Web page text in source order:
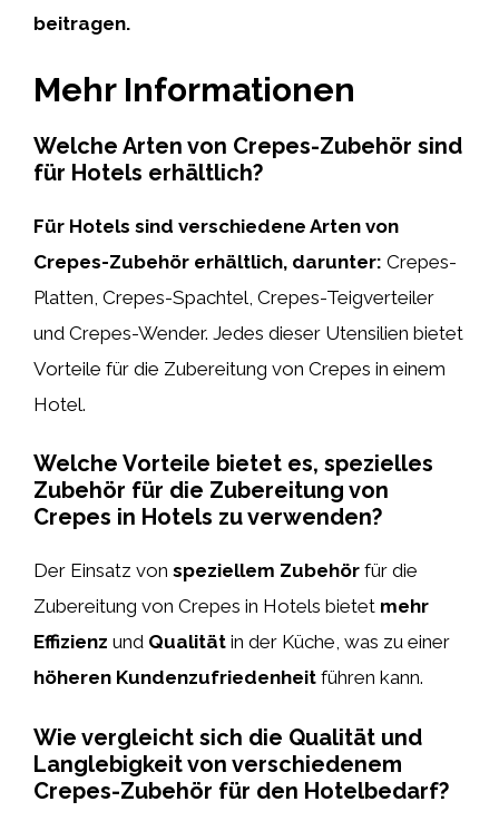
beitragen.
Mehr Informationen
Welche Arten von Crepes-Zubehör sind
für Hotels erhältlich?
Für Hotels sind verschiedene Arten von
Crepes-Zubehör erhältlich, darunter: Crepes-
Platten, Crepes-Spachtel, Crepes-Teigverteiler
und Crepes-Wender. Jedes dieser Utensilien bietet
Vorteile für die Zubereitung von Crepes in einem
Hotel.
Welche Vorteile bietet es, spezielles
Zubehör für die Zubereitung von
Crepes in Hotels zu verwenden?
Der Einsatz von speziellem Zubehör für die
Zubereitung von Crepes in Hotels bietet mehr
Effizienz und Qualität in der Küche, was zu einer
höheren Kundenzufriedenheit führen kann.
Wie vergleicht sich die Qualität und
Langlebigkeit von verschiedenem
Crepes-Zubehör für den Hotelbedarf?